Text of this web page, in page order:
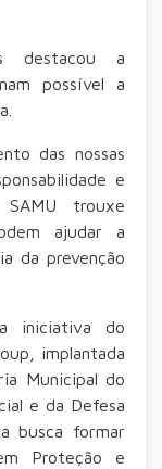
destacou a
possível a
das nossas
e
trouxe
ajudar a
da prevenção
iniciativa do
implantada
Municipal do
e da Defesa
busca formar
Proteção e